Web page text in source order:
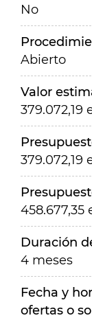
No
Abierto
Valor
379.072,19
379.072,19
458.677,35
Duración
4 meses
Fecha y
ofertas o